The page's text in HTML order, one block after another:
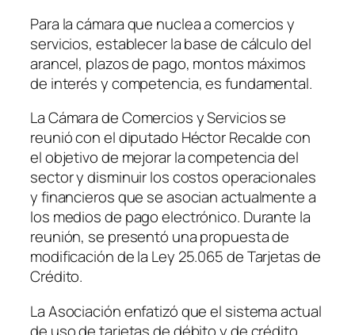
Para la cámara que nuclea a comercios y
servicios, establecer la base de cálculo del
arancel, plazos de pago, montos máximos
de interés y competencia, es fundamental.
La Cámara de Comercios y Servicios se
reunió con el diputado Héctor Recalde con
el objetivo de mejorar la competencia del
sector y disminuir los costos operacionales
y financieros que se asocian actualmente a
los medios de pago electrónico. Durante la
reunión, se presentó una propuesta de
modificación de la Ley 25.065 de Tarjetas de
Crédito.
La Asociación enfatizó que el sistema actual
de uso de tarjetas de débito y de crédito